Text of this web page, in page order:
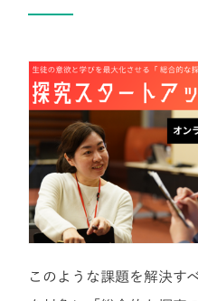
このような課題を解決す